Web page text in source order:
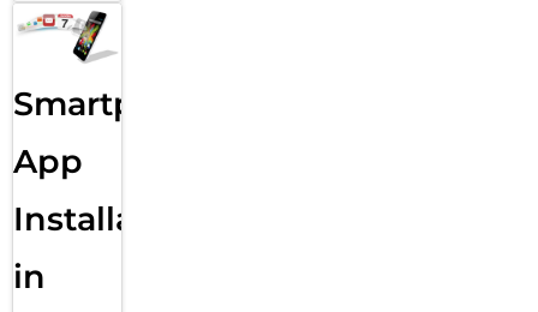
Smartphone
App
Installation
in